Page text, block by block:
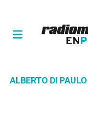
ALBERTO DI PAULO